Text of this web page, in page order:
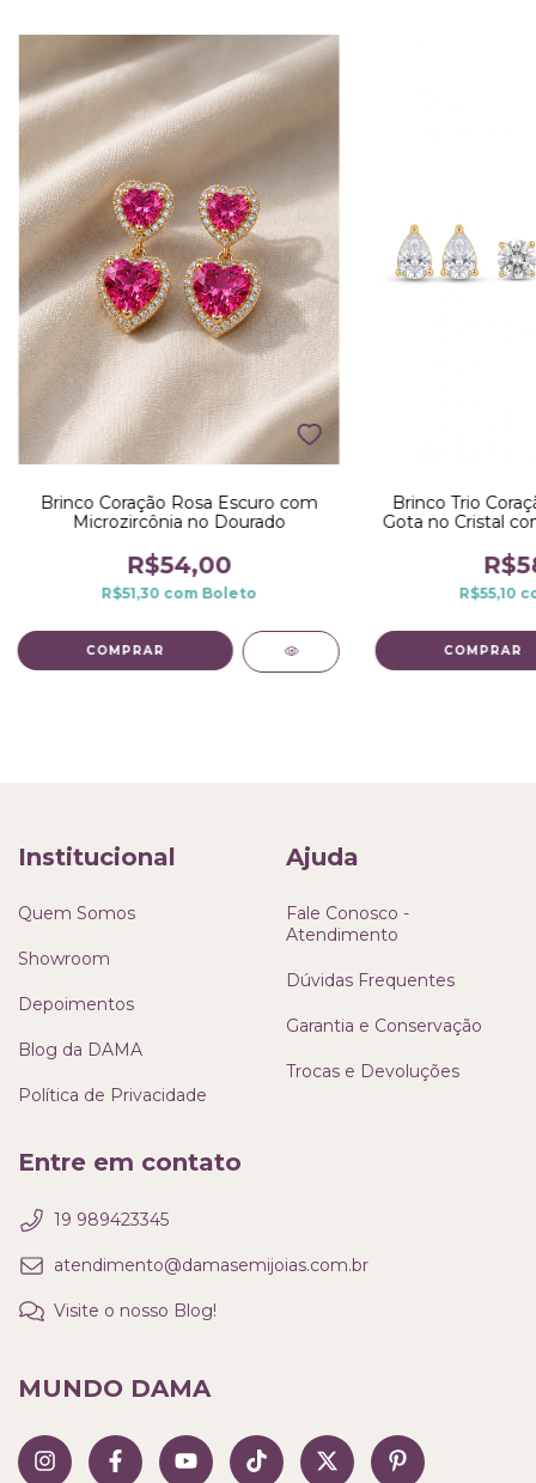
Brinco Coração Rosa Escuro com
Microzircônia no Dourado
R$54,00
R$51,30 com Boleto
Brinco Trio
Gota no Cristal
R$55,10
Institucional
Quem Somos
Showroom
Depoimentos
Blog da DAMA
Política de Privacidade
Ajuda
Fale Conosco -
Atendimento
Dúvidas Frequentes
Garantia e Conservação
Trocas e Devoluções
Entre em contato
19 989423345
atendimento@damasemijoias.com.br
Visite o nosso Blog!
MUNDO DAMA